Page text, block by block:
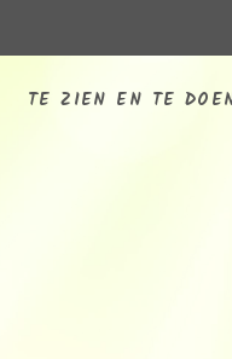
TE ZIEN EN TE